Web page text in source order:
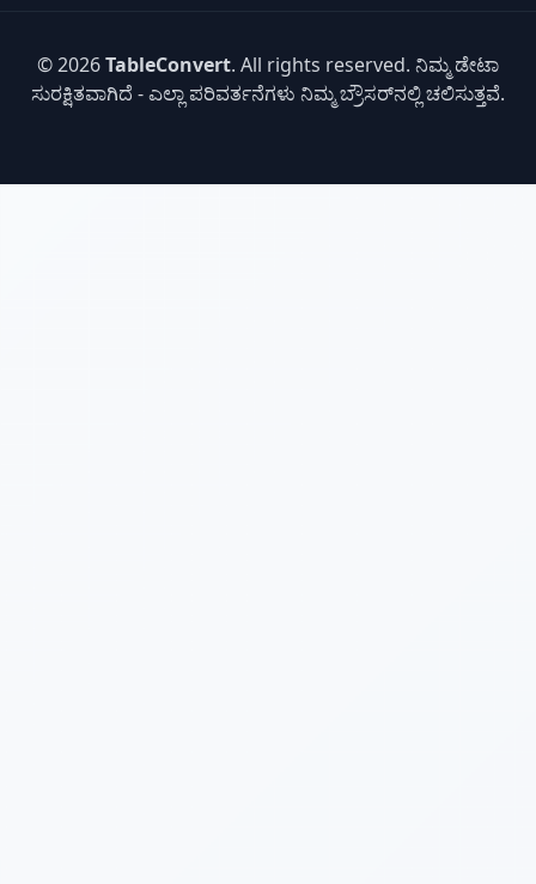
© 2026TableConvert. All rights reserved. ನಿಮ್ಮ ಡೇಟಾ
ಸುರಕ್ಷಿತವಾಗಿದೆ - ಎಲ್ಲಾ ಪರಿವರ್ತನೆಗಳು ನಿಮ್ಮ ಬ್ರೌಸರ್‌ನಲ್ಲಿ ಚಲಿಸುತ್ತವೆ.